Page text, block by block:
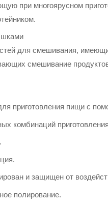
при многоярусном
для смешивания,
смешивание
приготовления пищи с
комбинаций
и защищен от
полирование.